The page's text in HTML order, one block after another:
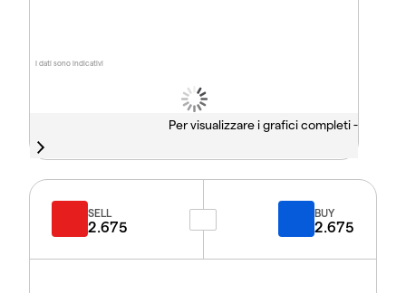
I dati sono indicativi
Per visualizzare i grafici completi -
SELL
2.675
BUY
2.675